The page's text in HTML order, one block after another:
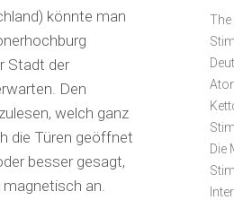
könnte man
Stadt der
Den
welch ganz
die Türen geöffnet
besser gesagt,
an.
The
Die